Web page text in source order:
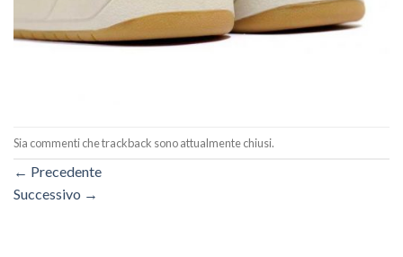
Sia commenti che trackback sono attualmente chiusi.
← Precedente
Successivo →